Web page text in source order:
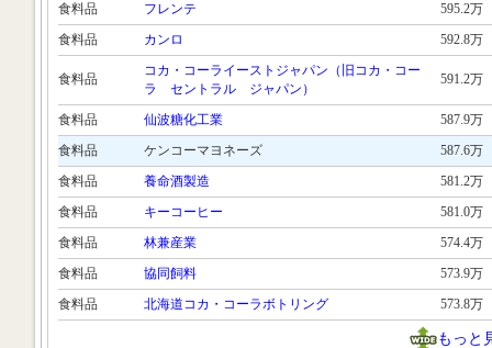
食料品
フレンテ
595.2万
食料品
カンロ 592.8万
食料品
コカ・コーライーストジャパン（旧コカ・コー
ラ セントラル ジャパン）
591.2万
食料品 仙波糖化工業
587.9万
食料品
ケンコーマヨネーズ
587.6万
食料品
養命酒製造
581.2万
食料品
キーコーヒー
581.0万
食料品
林兼産業
574.4万
食料品
協同飼料
573.9万
食料品
北海道コカ・コーラボトリング 573.8万
もっと